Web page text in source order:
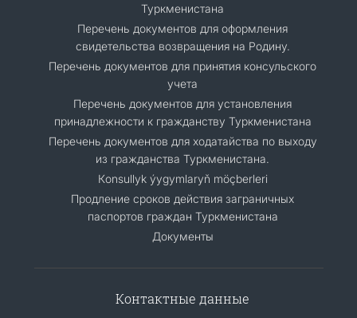
Туркменистана
Перечень документов для оформления
свидетельства возвращения на Родину.
Перечень документов для принятия консульского
учета
Перечень документов для установления
принадлежности к гражданству Туркменистана
Перечень документов для ходатайства по выходу
из гражданства Туркменистана.
Кonsullyk ýygymlaryň möçberleri
Продление сроков действия заграничных
паспортов граждан Туркменистана
Документы
Контактные данные